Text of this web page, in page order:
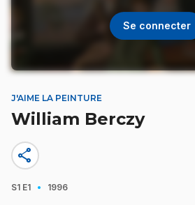
Se connecter
J'AIME LA PEINTURE
William Berczy
share
S1 E1 · 1996